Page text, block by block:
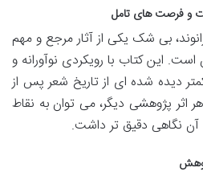
و فرصت های تامل
بی شک یکی از آثار مرجع و مهم
است. این کتاب با رویکردی نوآورانه و
دیده شده ای از تاریخ شعر پس از
اثر پژوهشی دیگر، می توان به نقاط
نگاهی دقیق تر داشت.